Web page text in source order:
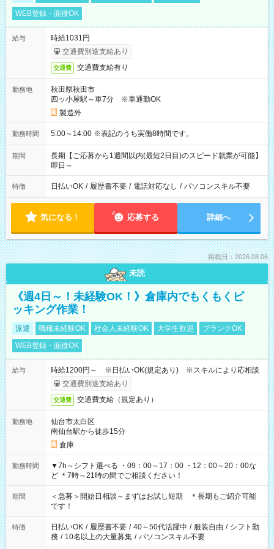
WEB登録・面接OK
給与
時給1031円
交通費別途支給あり
交通費 交通費支給有り
勤務地
秋田県秋田市
四ッ小屋駅～車7分 ※車通勤OK
製造外
勤務時間 5:00～14:00 ※表記のうち実働8時間です。
期間
長期【ご応募から1週間以内(最短2日目)のスピード就業が可能】
即日～
特徴 日払いOK / 履歴書不要 / 電話対応なし / パソコンスキル不要
気になる！ 応募する 詳細へ
掲載日：2026.08.06
未読
《週4日～！未経験OK！》倉庫内でもくもくピ
ッキング作業！
派遣 職種未経験OK 社会人未経験OK 大学生歓迎
ブランクOK
WEB登録・面接OK
給与
時給1200円～ ※日払いOK(規定あり) ※スキルにより応相談
交通費別途支給あり
交通費 交通費支給（規定あり）
勤務地
仙台市太白区
南仙台駅から徒歩15分
倉庫
勤務時間
▼7h～シフト選べる ・09：00～17：00 ・12：00～20：00な
ど ＊7時～21時の間でご相談ください！
期間
＜急募＞開始日相談～まずはお試し短期 ＊長期もご紹介可能
です！
特徴 日払いOK / 履歴書不要 / 40～50代活躍中 / 服装自由 / シフト勤
務 / 10名以上の大量募集 / パソコンスキル不要